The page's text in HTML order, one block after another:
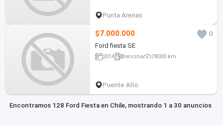
Punta Arenas
$7.000.000
0
Ford fiesta SE
2014 Bencina 78000 km
Puente Alto
Encontramos 128 Ford Fiesta en Chile, mostrando 1 a 30 anuncios